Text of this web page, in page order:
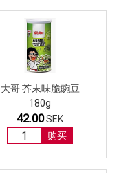
大哥 芥末味脆豌豆
180g
42.00SEK
购买